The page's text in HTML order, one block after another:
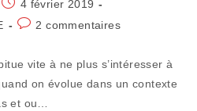
publiée :
4 février 2019
Commentaires
publication :
2 commentaires
vite à ne plus s’intéresser à
on évolue dans un contexte
et ou…